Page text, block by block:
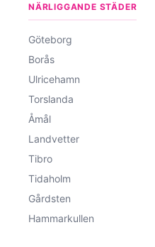
NÄRLIGGANDE STÄDER
Göteborg
Borås
Ulricehamn
Torslanda
Åmål
Landvetter
Tibro
Tidaholm
Gårdsten
Hammarkullen